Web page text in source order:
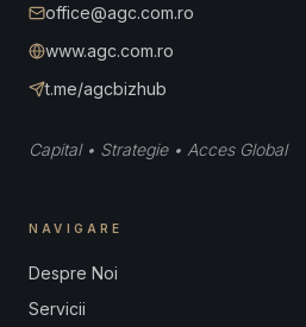
office@agc.com.ro
www.agc.com.ro
t.me/agcbizhub
Capital • Strategie • Acces Global
NAVIGARE
Despre Noi
Servicii